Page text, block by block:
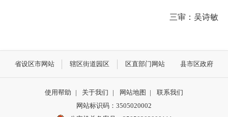
三审：吴诗敏
省设区市网站 辖区街道园区 区直部门网站 县市区政府
使用帮助 | 关于我们 | 网站地图 |
联系我们
网站标识码：3505020002